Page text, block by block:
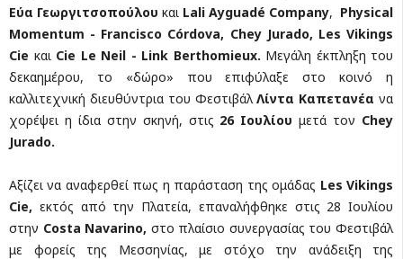
Εύα Γεωργιτσοπούλου και Lali Ayguadé Company, Physical
Momentum - Francisco Córdova, Chey Jurado, Les Vikings
Cie και Cie Le Neil - Link Berthomieux. Μεγάλη έκπληξη του
δεκαημέρου, το «δώρο» που επιφύλαξε στο κοινό η
καλλιτεχνική διευθύντρια του ΦεστιβάλΛίντα Καπετανέα να
χορέψει η ίδια στην σκηνή, στις 26 Ιουλίου μετά τον Chey
Jurado.
Αξίζει να αναφερθεί πως η παράσταση της ομάδας Les Vikings
Cie, εκτός από την Πλατεία, επαναλήφθηκε στις 28 Ιουλίου
στην Costa Navarino, στο πλαίσιο συνεργασίας του Φεστιβάλ
με φορείς της Μεσσηνίας, με στόχο την ανάδειξη της